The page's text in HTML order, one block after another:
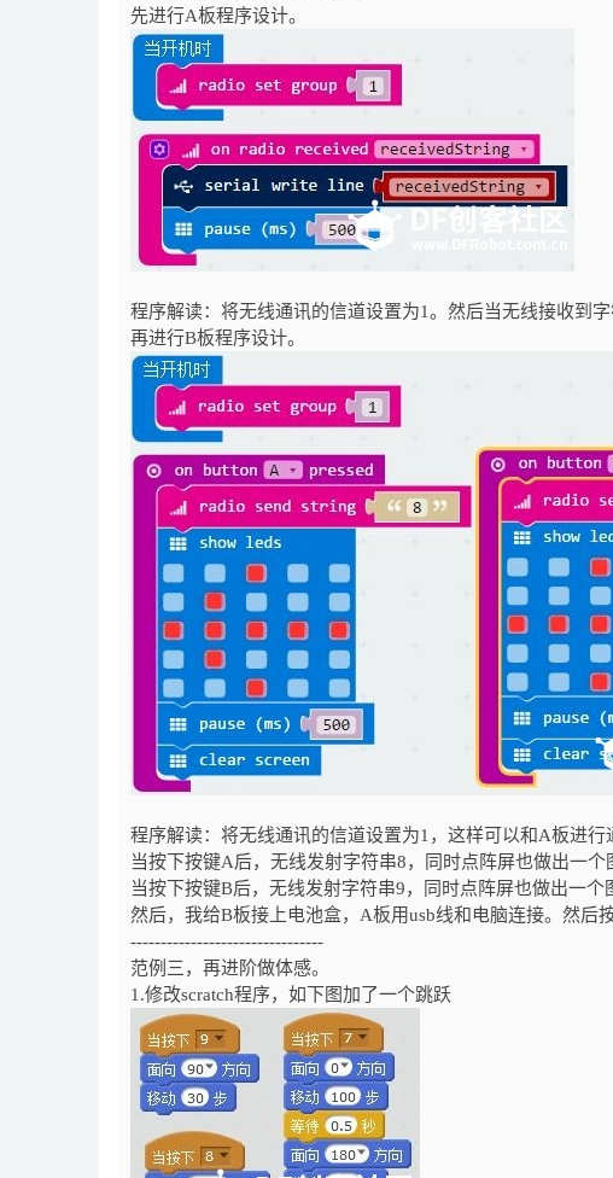
先进行A板程序设计。
程序解读：将无线通讯的信道设置为1。然后当无线接收到
再进行B板程序设计。
程序解读：将无线通讯的信道设置为1，这样可以和A板进行
当按下按键A后，无线发射字符串8，同时点阵屏也做出一个
当按下按键B后，无线发射字符串9，同时点阵屏也做出一个
然后，我给B板接上电池盒，A板用usb线和电脑连接。然后
--------------------------------
范例三，再进阶做体感。
1.修改scratch程序，如下图加了一个跳跃